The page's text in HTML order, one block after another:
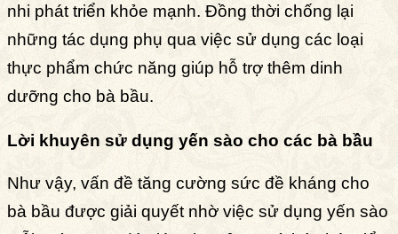
nhi phát triển khỏe mạnh. Đồng thời chống lại
những tác dụng phụ qua việc sử dụng các loại
thực phẩm chức năng giúp hỗ trợ thêm dinh
dưỡng cho bà bầu.
Lời khuyên sử dụng yến sào cho các bà bầu
Như vậy, vấn đề tăng cường sức đề kháng cho
bà bầu được giải quyết nhờ việc sử dụng yến sào